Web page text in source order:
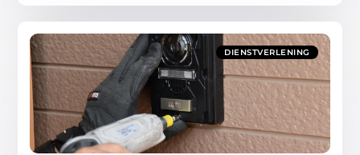
DIENSTVERLENING